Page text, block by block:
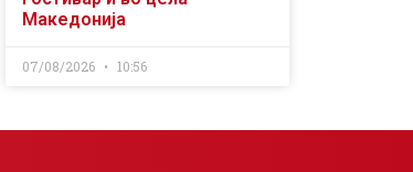
Македонија
07/08/2026 10:56